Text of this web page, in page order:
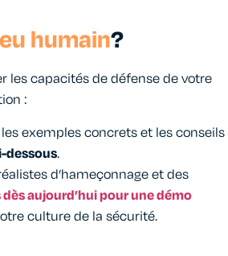
humain?
les capacités de défense de votre
:
exemples concrets et les conseils
dessous.
d’hameçonnage et des
aujourd’hui pour une démo
culture de la sécurité.